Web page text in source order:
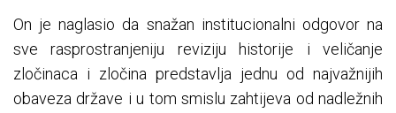
On je naglasio da snažan institucionalni odgovor na
sve rasprostranjeniju reviziju historije i veličanje
zločinaca i zločina predstavlja jednu od najvažnijih
obaveza države i u tom smislu zahtijeva od nadležnih